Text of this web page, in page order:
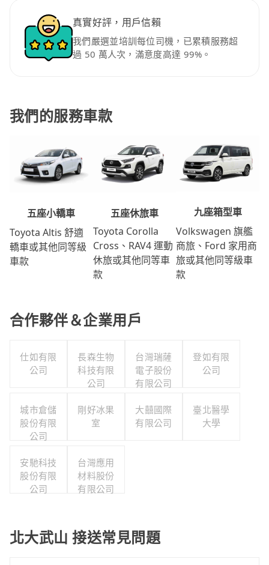
真實好評，用戶信賴
我們嚴選並培訓每位司機，已累積服務超
過 50 萬人次，滿意度高達 99%。
我們的服務車款
五座小轎車
Toyota Altis 舒適
轎車或其他同等級
車款
五座休旅車
Toyota Corolla
Cross、RAV4 運動
休旅或其他同等車
款
九座箱型車
Volkswagen 旗艦
商旅、Ford 家用商
旅或其他同等級車
款
合作夥伴＆企業用戶
仕如有限
公司
長森生物
科技有限
公司
台灣瑞薩
電子股份
有限公司
登如有限
公司
城市倉儲
股份有限
公司
剛好冰果
室
大囍國際
有限公司
臺北醫學
大學
安馳科技
股份有限
公司
台灣應用
材料股份
有限公司
北大武山 接送常見問題